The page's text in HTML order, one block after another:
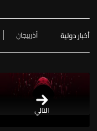
أخبار دولية أذربيجان
التالي